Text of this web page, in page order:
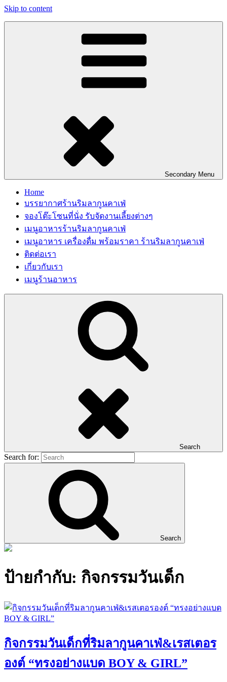
Skip to content
Secondary Menu
Home
บรรยากาศร้านริมลากูนคาเฟ่
จองโต๊ะโซนที่นั่ง รับจัดงานเลี้ยงต่างๆ
เมนูอาหารร้านริมลากูนคาเฟ่
เมนูอาหาร เครื่องดื่ม พร้อมราคา ร้านริมลากูนคาเฟ่
ติดต่อเรา
เกี่ยวกับเรา
เมนูร้านอาหาร
Search
Search for:
Search
ป้ายกำกับ: กิจกรรมวันเด็ก
กิจกรรมวันเด็กที่ริมลากูนคาเฟ่&เรสเตอร
องต์ “ทรงอย่างแบด BOY & GIRL”